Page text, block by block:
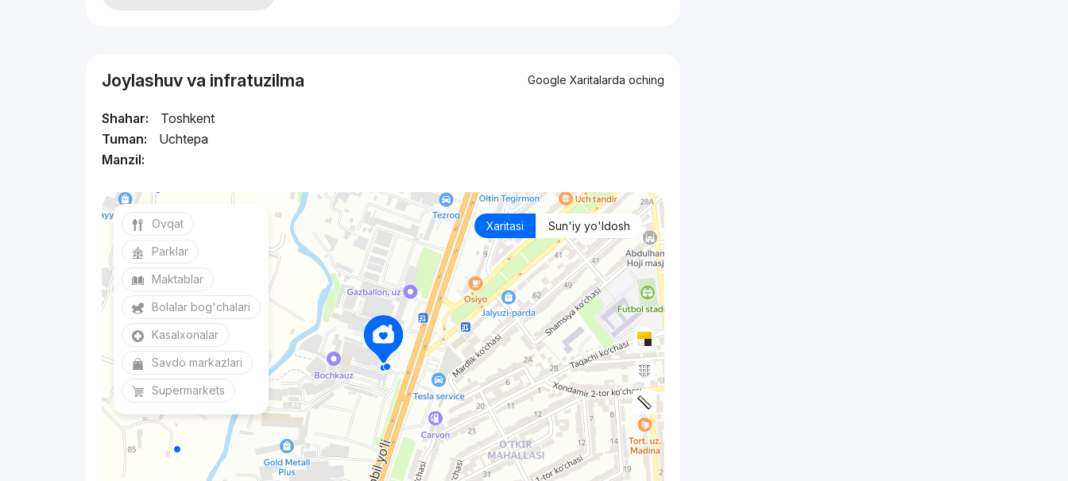
Joylashuv va infratuzilma Google Xaritalarda oching
Shahar:
Toshkent
Tuman:
Uchtepa
Manzil:
Xaritasi Sun'iy yo'ldosh
Ovqat
Parklar
Maktablar
Bolalar bog'chalari
Kasalxonalar
Savdo markazlari
Supermarkets